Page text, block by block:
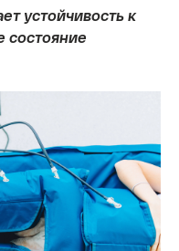
устойчивость к
состояние